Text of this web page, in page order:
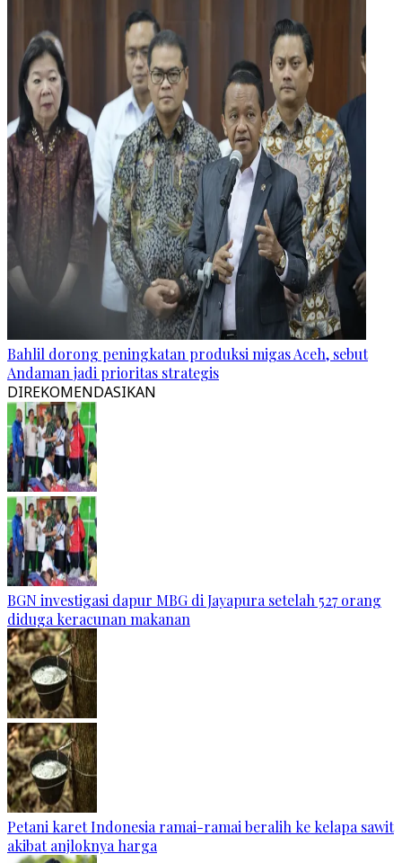
Bahlil dorong peningkatan produksi migas Aceh, sebut
Andaman jadi prioritas strategis
DIREKOMENDASIKAN
BGN investigasi dapur MBG di Jayapura setelah 527 orang
diduga keracunan makanan
Petani karet Indonesia ramai-ramai beralih ke kelapa sawit
akibat anjloknya harga